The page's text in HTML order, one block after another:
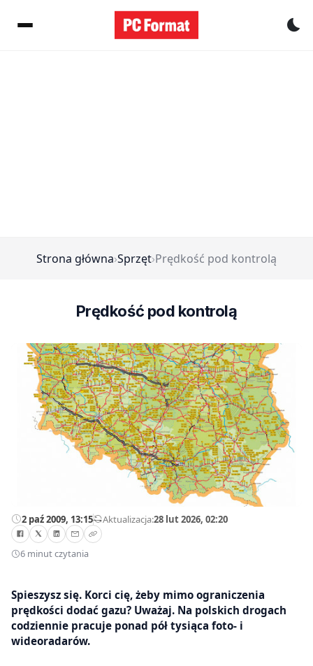
Strona główna›Sprzęt›Prędkość pod kontrolą
Prędkość pod kontrolą
2 paź 2009, 13:15—Aktualizacja:28 lut 2026, 02:20
6 minut czytania
Spieszysz się. Korci cię, żeby mimo ograniczenia
prędkości dodać gazu? Uważaj. Na polskich drogach
codziennie pracuje ponad pół tysiąca foto- i
wideoradarów.